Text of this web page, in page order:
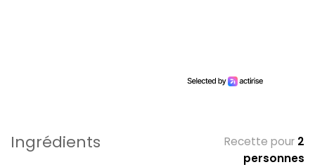
Ingrédients Recette pour 2
personnes